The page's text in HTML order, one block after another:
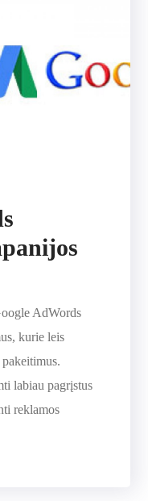
AdWords
kurie leis
labiau pagrįstus
reklamos